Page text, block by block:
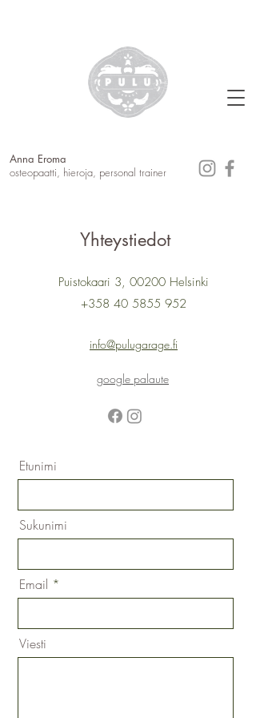
Anna Eroma
osteopaatti, hieroja, personal trainer
Yhteystiedot
Puistokaari 3, 00200 Helsinki
+358 40 5855 952
info@pulugarage.fi
google palaute
Etunimi
Sukunimi
Email
Viesti